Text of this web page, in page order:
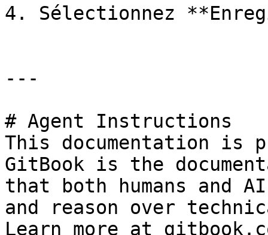
4. Sélectionnez
---
# Agent Instructions
This documentation is
GitBook is the
that both humans and
and reason over
Learn more at